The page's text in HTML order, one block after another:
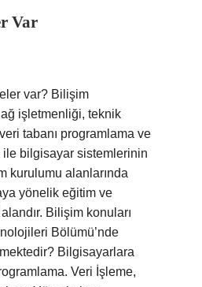
Var
var? Bilişim
işletmenliği, teknik
tabanı programlama ve
bilgisayar sistemlerinin
kurulumu alanlarında
yönelik eğitim ve
Bilişim konuları
Bölümü’nde
Bilgisayarlara
Veri İşleme,